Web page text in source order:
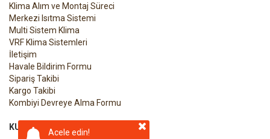
Acele edin!
Klima Alım ve Montaj Süreci
Merkezi Isıtma Sistemi
Multi Sistem Klima
VRF Klima Sistemleri
İletişim
Havale Bildirim Formu
Sipariş Takibi
Kargo Takibi
Kombiyi Devreye Alma Formu
KURUMSAL